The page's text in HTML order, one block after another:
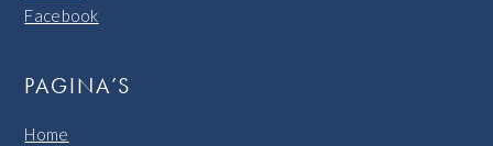
Facebook
PAGINA’S
Home